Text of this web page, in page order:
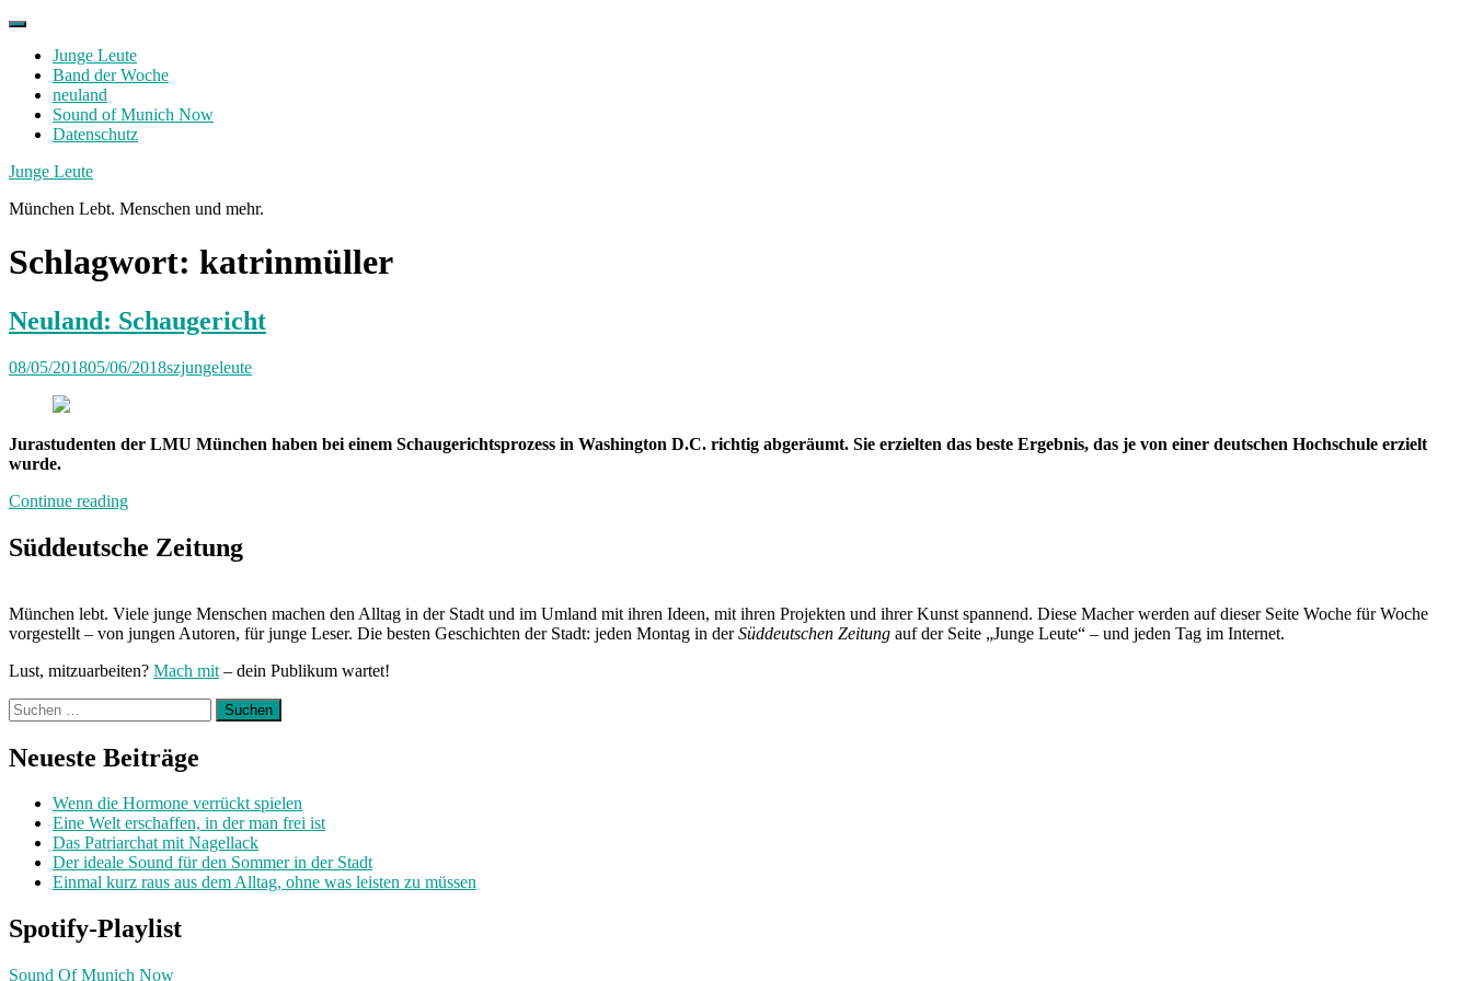
Skip
contentJunge Leute
Band der Woche
neuland
Sound of Munich Now
Datenschutz
Facebook
Twitter
Instagram
Junge Leute
München Lebt. Menschen und mehr.
Schlagwort: katrinmüller
Neuland: Schaugericht
08/05/201805/06/2018szjungeleute
Jurastudenten der LMU München haben bei einem Schaugerichtsprozess in Washington D.C. richtig abgeräumt. Sie erzielten das beste Ergebnis, das je von einer deutschen Hochschule erzielt
wurde.
Continue reading„Neuland:
Süddeutsche Zeitung
München lebt. Viele junge Menschen machen den Alltag in der Stadt und im Umland mit ihren Ideen, mit ihren Projekten und ihrer Kunst spannend. Diese Macher werden auf dieser Seite Woche für Woche
vorgestellt – von jungen Autoren, für junge Leser. Die besten Geschichten der Stadt: jeden Montag in derSüddeutschen Zeitung auf der Seite „Junge Leute“ – und jeden Tag im Internet.
Lust, mitzuarbeiten? Mach mit – dein Publikum wartet!
Suchen
nach:
Neueste Beiträge
Wenn die Hormone verrückt spielen
Eine Welt erschaffen, in der man frei ist
Das Patriarchat mit Nagellack
Der ideale Sound für den Sommer in der Stadt
Einmal kurz raus aus dem Alltag, ohne was leisten zu müssen
Spotify-Playlist
Sound Of Munich Now